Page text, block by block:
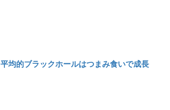
平均的ブラックホールはつまみ食いで成長